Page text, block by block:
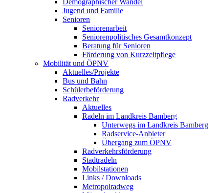
Demographischer Wandel
Jugend und Familie
Senioren
Seniorenarbeit
Seniorenpolitisches Gesamtkonzept
Beratung für Senioren
Förderung von Kurzzeitpflege
Mobilität und ÖPNV
Aktuelles/Projekte
Bus und Bahn
Schülerbeförderung
Radverkehr
Aktuelles
Radeln im Landkreis Bamberg
Unterwegs im Landkreis Bamberg
Radservice-Anbieter
Übergang zum ÖPNV
Radverkehrsförderung
Stadtradeln
Mobilstationen
Links / Downloads
Metropolradweg